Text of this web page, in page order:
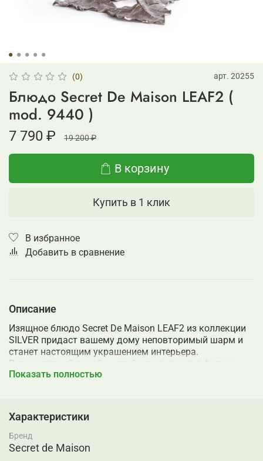
(0) арт. 20255
Блюдо Secret De Maison LEAF2 (
mod. 9440 )
7 790 ₽ 19 200 ₽
В корзину
Купить в 1 клик
В избранное
Добавить в сравнение
Описание
Изящное блюдо Secret De Maison LEAF2 из коллекции
SILVER придаст вашему дому неповторимый шарм и
станет настоящим украшением интерьера.
Великолепный дизайн, устойчивая ножка в форме
листа, неровные края блюда подчеркивают
незаменимым помощником в вашем доме. Ее можно
использовать как для праздничного стола, так и для
повседневного использования. Положите на
роскошное блюдо фрукты, орехи, закуски, десерт или
Показать полностью
Характеристики
Бренд
Secret de Maison